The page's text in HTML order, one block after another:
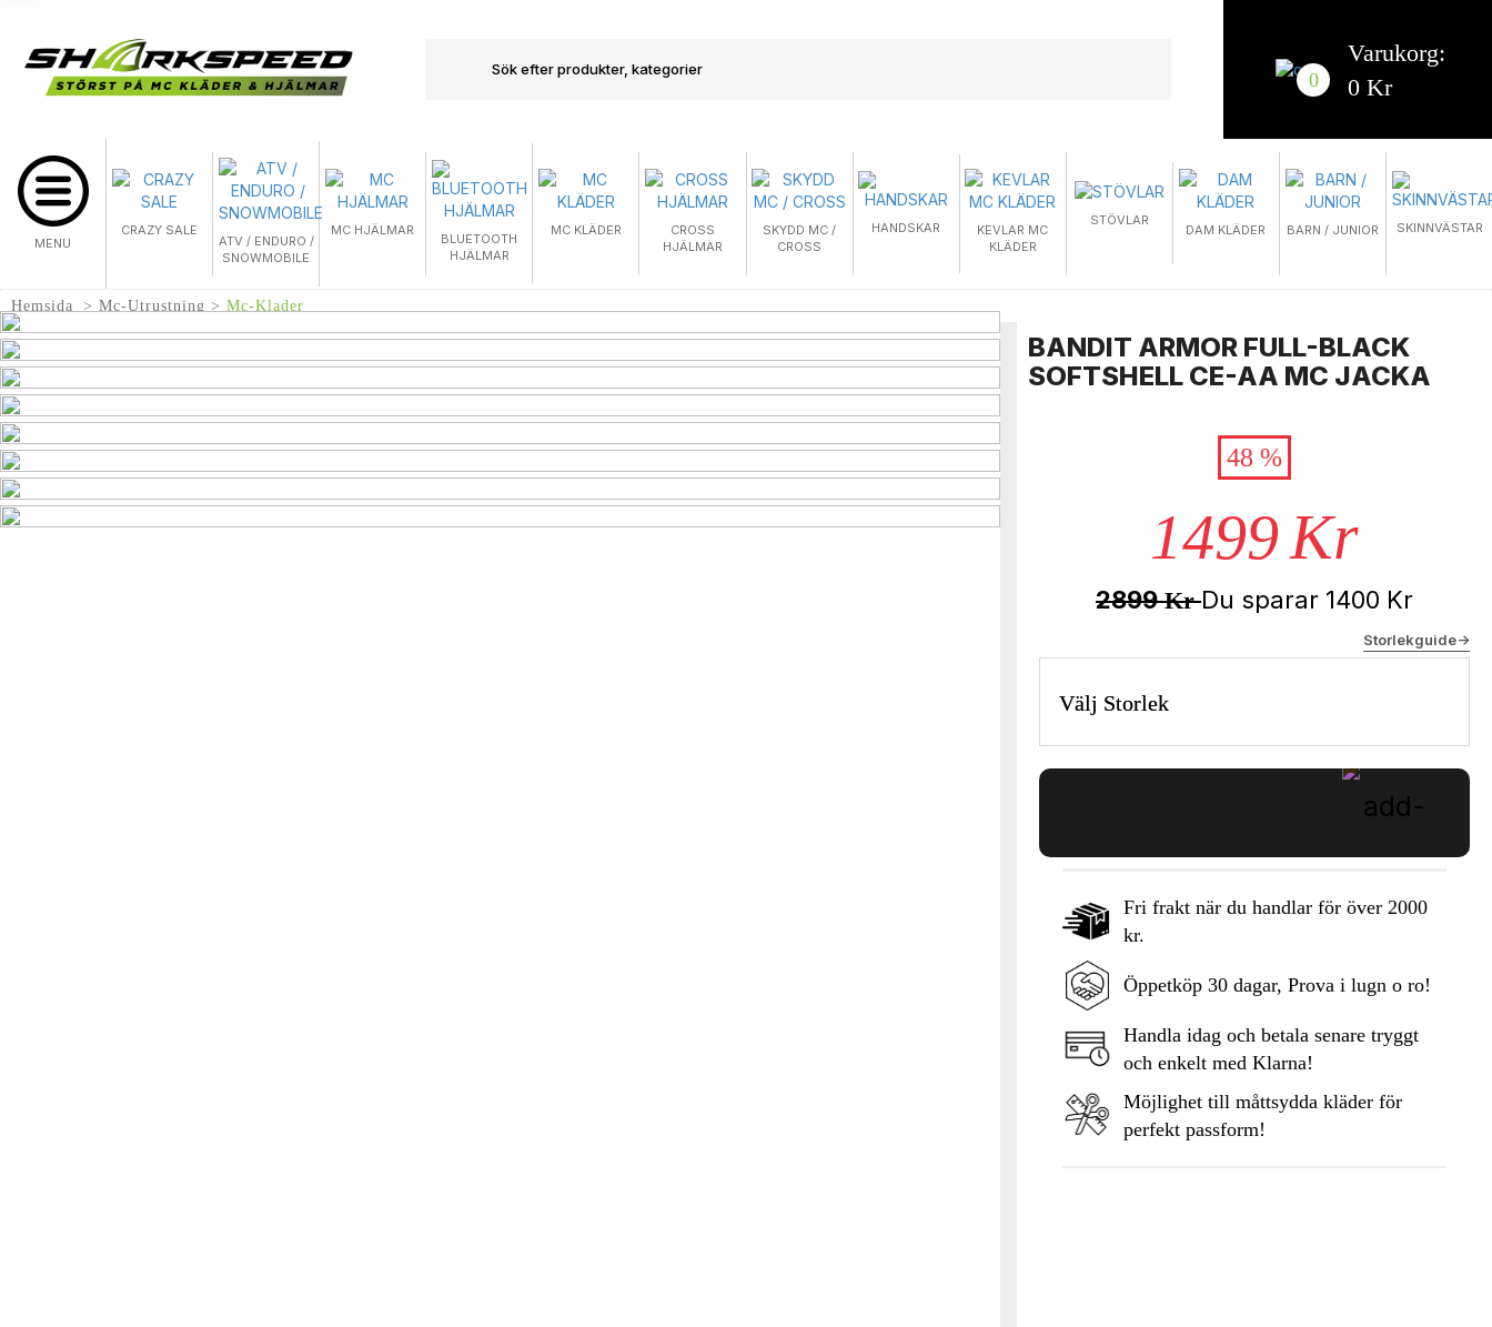
0
Varukorg:
0 Kr
MENU
CRAZY SALE
ATV / ENDURO /
SNOWMOBILE
MC HJÄLMAR
BLUETOOTH
HJÄLMAR
MC KLÄDER
CROSS
HJÄLMAR
SKYDD MC /
CROSS
HANDSKAR
KEVLAR MC
KLÄDER
STÖVLAR
DAM KLÄDER BARN / JUNIOR SKINNVÄSTAR
Hemsida Mc-Utrustning Mc-Klader
BANDIT ARMOR FULL-BLACK
SOFTSHELL CE-AA MC JACKA
48 %
1499Kr
2899KrDu sparar 1400 Kr
Storlekguide->
Välj Storlek
Lägg i varukorgen
Fri frakt när du handlar för över 2000
kr.
Öppetköp 30 dagar, Prova i lugn o ro!
Handla idag och betala senare tryggt
och enkelt med Klarna!
Möjlighet till måttsydda kläder för
perfekt passform!